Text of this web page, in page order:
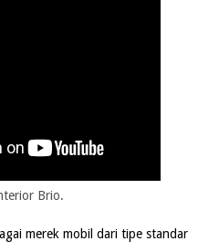
Brio.
merek mobil dari tipe standar